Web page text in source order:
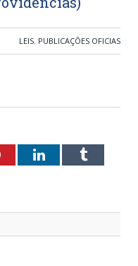
LEIS, PUBLICAÇÕES OFICIAS
PinterestLinkedInTumblr